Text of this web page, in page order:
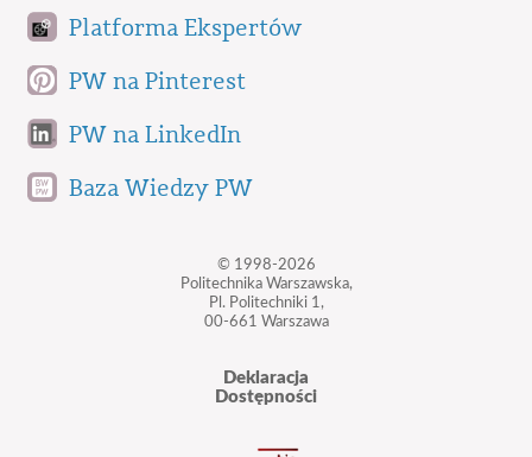
Platforma Ekspertów
PW na Pinterest
PW na LinkedIn
Baza Wiedzy PW
© 1998-2026
Politechnika Warszawska,
Pl. Politechniki 1,
00-661 Warszawa
Deklaracja
Dostępności